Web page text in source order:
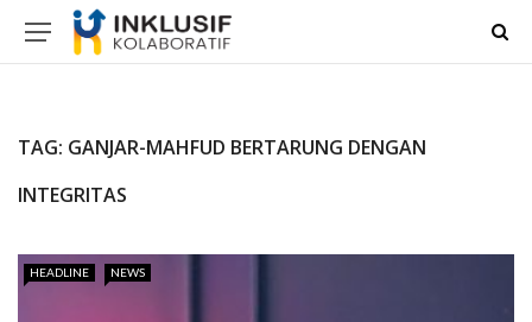
TAG: GANJAR-MAHFUD BERTARUNG DENGAN
INTEGRITAS
HEADLINE NEWS